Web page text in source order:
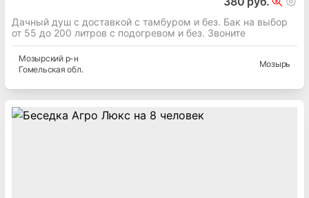
Дачный душ с доставкой с тамбуром и без. Бак на выбор
от 55 до 200 литров с подогревом и без. Звоните
Мозырскийр-н
Гомельская обл.
Мозырь